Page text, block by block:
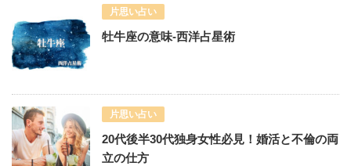
片思い占い
牡牛座の意味-西洋占星術
片思い占い
20代後半30代独身女性必見！婚活と不倫の両
立の仕方